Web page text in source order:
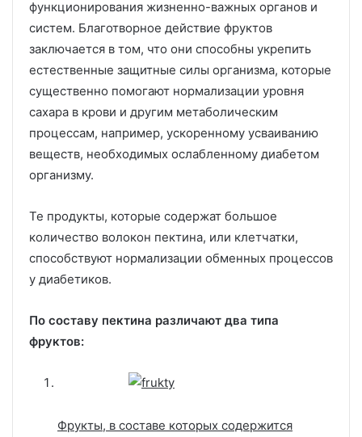
функционирования жизненно-важных органов и
систем. Благотворное действие фруктов
заключается в том, что они способны укрепить
естественные защитные силы организма, которые
существенно помогают нормализации уровня
сахара в крови и другим метаболическим
процессам, например, ускоренному усваиванию
веществ, необходимых ослабленному диабетом
организму.
Те продукты, которые содержат большое
количество волокон пектина, или клетчатки,
способствуют нормализации обменных процессов
у диабетиков.
По составу пектина различают два типа
фруктов:
Фрукты, в составе которых содержится